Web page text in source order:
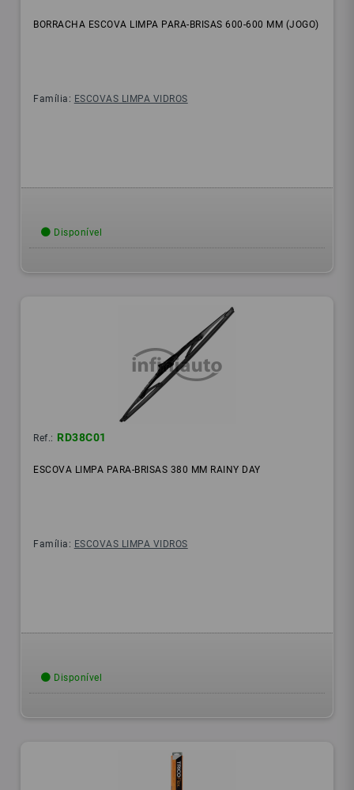
BORRACHA ESCOVA LIMPA PARA-BRISAS 600-600 MM (JOGO)
Família: ESCOVAS LIMPA VIDROS
Disponível
Ref.: RD38C01
ESCOVA LIMPA PARA-BRISAS 380 MM RAINY DAY
Família: ESCOVAS LIMPA VIDROS
Disponível